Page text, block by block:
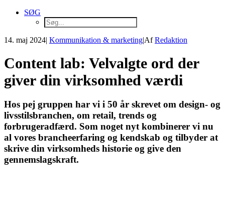
SØG
14. maj 2024| Kommunikation & marketing|AfRedaktion
Content lab: Velvalgte ord der
giver din virksomhed værdi
Hos pej gruppen har vi i 50 år skrevet om design- og
livsstilsbranchen, om retail, trends og
forbrugeradfærd. Som noget nyt kombinerer vi nu
al vores brancheerfaring og kendskab og tilbyder at
skrive din virksomheds historie og give den
gennemslagskraft.